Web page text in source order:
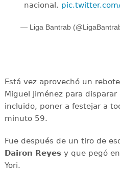
nacional.
— Liga Bantrab
Está vez aprovechó un
Miguel Jiménez para
incluido, poner a festejar a
minuto 59.
Fue después de un tiro de
Dairon Reyesy que pegó
Yori.